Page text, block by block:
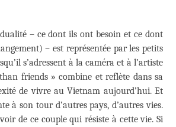
– ce dont ils ont besoin et ce dont
– est représentée par les petits
s’adressent à la caméra et à l’artiste
friends » combine et reflète dans sa
de vivre au Vietnam aujourd’hui. Et
à son tour d’autres pays, d’autres vies.
de ce couple qui résiste à cette vie. Si